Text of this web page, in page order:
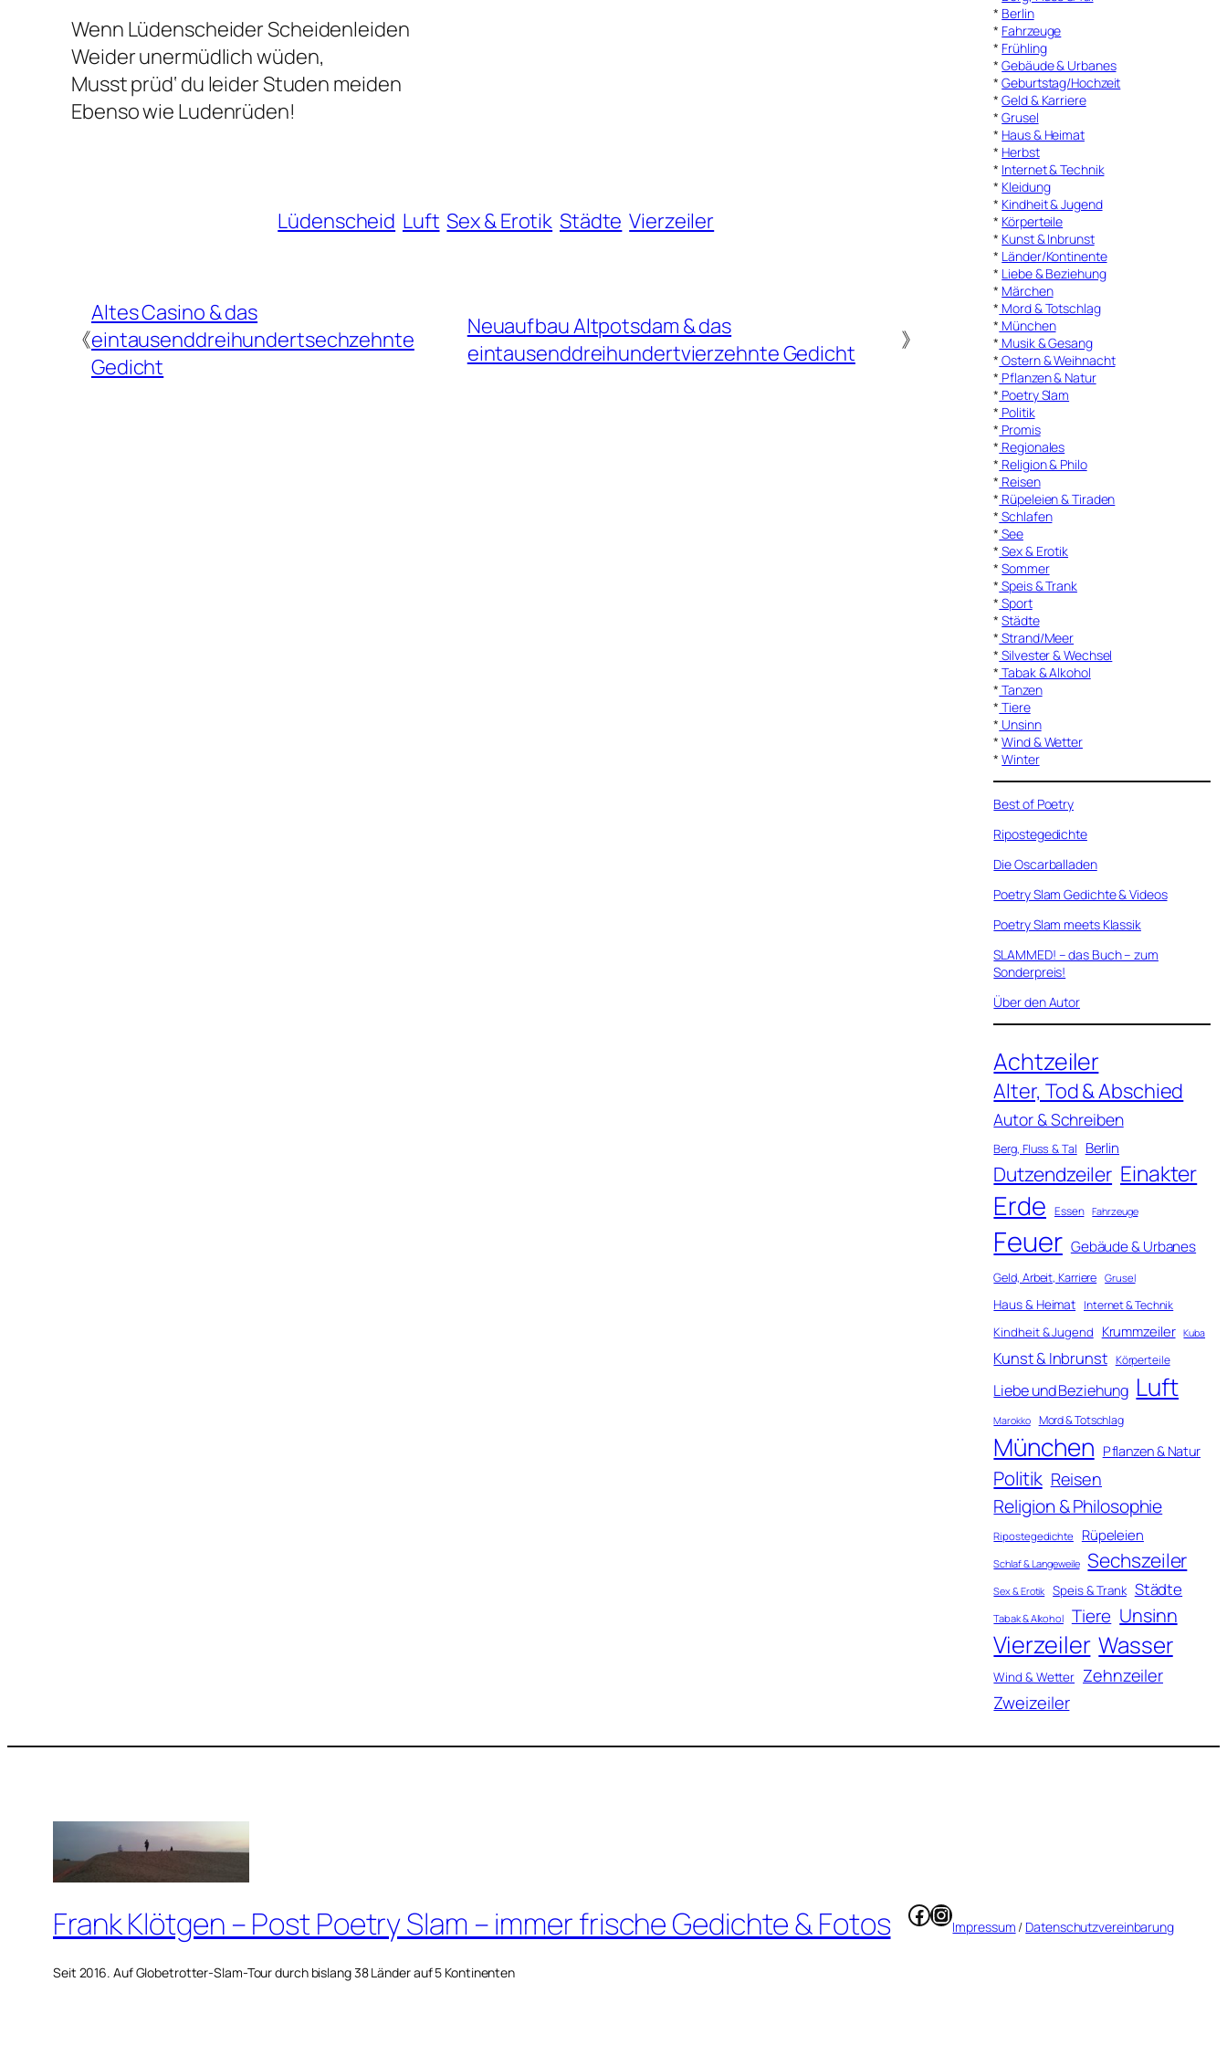
Wenn Lüdenscheider Scheidenleiden
Weider unermüdlich wüden,
Musst prüd‘ du leider Studen meiden
Ebenso wie Ludenrüden!
Lüdenscheid Luft Sex & Erotik Städte Vierzeiler
《
Altes Casino & das
eintausenddreihundertsechzehnte
Gedicht
Neuaufbau Altpotsdam & das
eintausenddreihundertvierzehnte Gedicht
》
* Berlin
* Fahrzeuge
* Frühling
*Gebäude & Urbanes
*Geburtstag/Hochzeit
*Geld & Karriere
*Grusel
* Haus & Heimat
* Herbst
* Internet & Technik
* Kleidung
* Kindheit & Jugend
* Körperteile
* Kunst & Inbrunst
* Länder/Kontinente
* Liebe & Beziehung
* Märchen
* Mord & Totschlag
* München
* Musik & Gesang
* Ostern & Weihnacht
* Pflanzen & Natur
* Poetry Slam
* Politik
* Promis
* Regionales
* Religion & Philo
* Reisen
* Rüpeleien & Tiraden
* Schlafen
* See
* Sex & Erotik
*Sommer
* Speis & Trank
* Sport
*Städte
* Strand/Meer
* Silvester & Wechsel
* Tabak & Alkohol
* Tanzen
* Tiere
* Unsinn
*Wind & Wetter
*Winter
Best of Poetry
Ripostegedichte
Die Oscarballaden
Poetry Slam Gedichte & Videos
Poetry Slam meets Klassik
SLAMMED! – das Buch – zum
Sonderpreis!
Über den Autor
Achtzeiler
Alter, Tod & Abschied
Autor & Schreiben
Berg, Fluss & Tal Berlin
Dutzendzeiler Einakter
Erde Essen Fahrzeuge
Feuer Gebäude & Urbanes
Geld, Arbeit, Karriere Grusel
Haus & Heimat Internet & Technik
Kindheit & Jugend Krummzeiler Kuba
Kunst & Inbrunst Körperteile
Liebe und Beziehung Luft
Marokko Mord & Totschlag
München Pflanzen & Natur
Politik Reisen
Religion & Philosophie
Ripostegedichte Rüpeleien
Schlaf & Langeweile Sechszeiler
Sex & Erotik Speis & Trank Städte
Tabak & Alkohol Tiere Unsinn
Vierzeiler Wasser
Wind & Wetter Zehnzeiler
Zweizeiler
Frank Klötgen – Post Poetry Slam – immer frische Gedichte & Fotos
Seit 2016. Auf Globetrotter-Slam-Tour durch bislang 38 Länder auf 5 Kontinenten
Facebook
Instagram
Impressum / Datenschutzvereinbarung